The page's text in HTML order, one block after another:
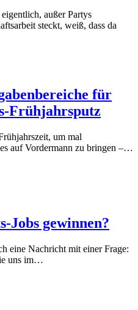
außer Partys
steckt, weiß, dass da
für
Frühjahrsputz
um mal
auf Vordermann zu bringen –…
Jobs gewinnen?
eine Nachricht mit einer Frage:
uns im…